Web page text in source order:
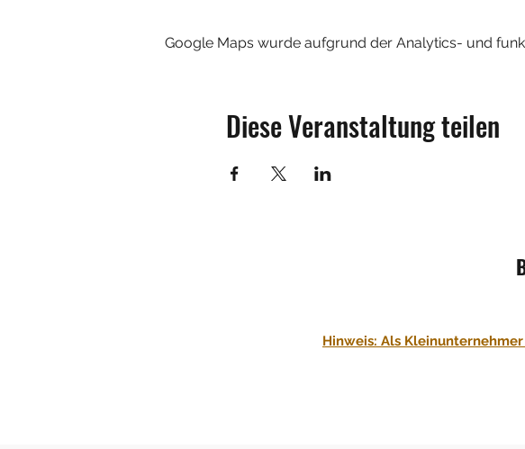
Google Maps wurde aufgrund der Analytics- und
Diese Veranstaltung teilen
Hinweis: Als